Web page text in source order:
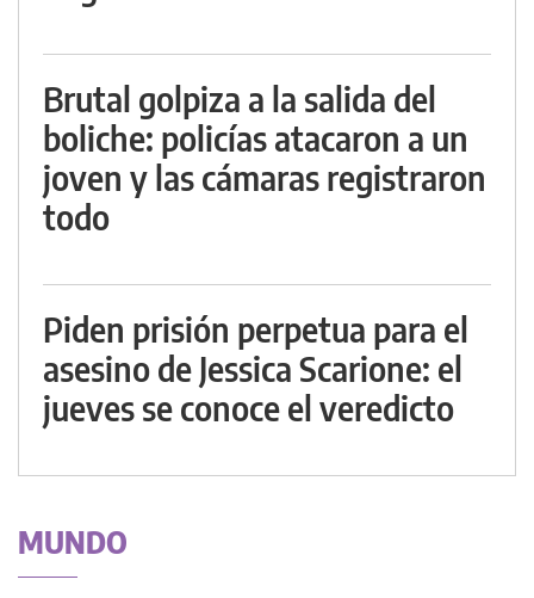
Brutal golpiza a la salida del
boliche: policías atacaron a un
joven y las cámaras registraron
todo
Piden prisión perpetua para el
asesino de Jessica Scarione: el
jueves se conoce el veredicto
MUNDO